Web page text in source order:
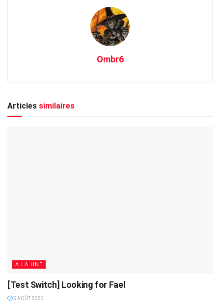
Ombr6
Articles similaires
A LA UNE
[Test Switch] Looking for Fael
5 AOÛT 2026